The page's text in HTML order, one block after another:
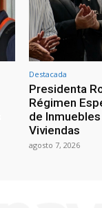
Destacada
Presidenta
Régimen
de
Viviendas
agosto 7, 2026